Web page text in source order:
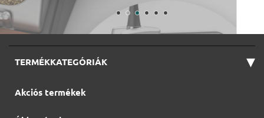
TERMÉKKATEGÓRIÁK ▾
Akciós termékek